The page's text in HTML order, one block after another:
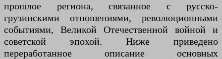
прошлое региона, связанное с русско-
грузинскими отношениями, революционными
событиями, Великой Отечественной войной и
советской эпохой. Ниже приведено
переработанное описание основных